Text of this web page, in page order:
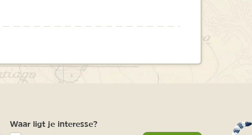
Waar ligt je interesse?